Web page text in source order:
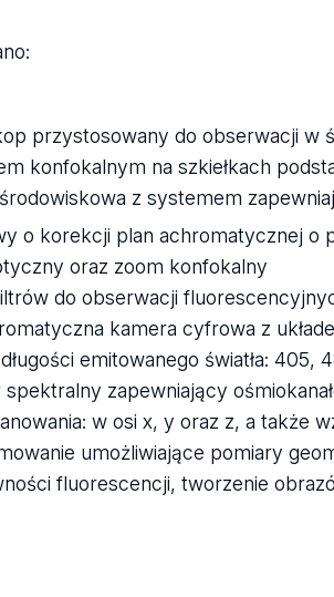
przystosowany do obserwacji w
konfokalnym na szkiełkach
z systemem
o korekcji plan achromatycznej o
oraz zoom konfokalny
do obserwacji
kamera cyfrowa z
emitowanego światła: 405,
zapewniający
w osi x, y oraz z, a także
umożliwiające pomiary
fluorescencji, tworzenie